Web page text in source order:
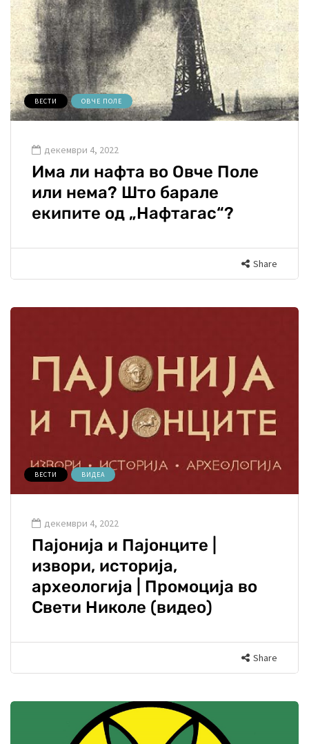
ВЕСТИ ОВЧЕ ПОЛЕ
декември 4, 2022
Има ли нафта во Овче Поле
или нема? Што барале
екипите од „Нафтагас“?
Share
ВЕСТИ ВИДЕА
декември 4, 2022
Пајонија и Пајонците |
извори, историја,
археологија | Промоција во
Свети Николе (видео)
Share